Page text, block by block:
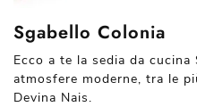
Sgabello Colonia
Ecco a te la sedia da cucina
atmosfere moderne, tra le
Devina Nais.